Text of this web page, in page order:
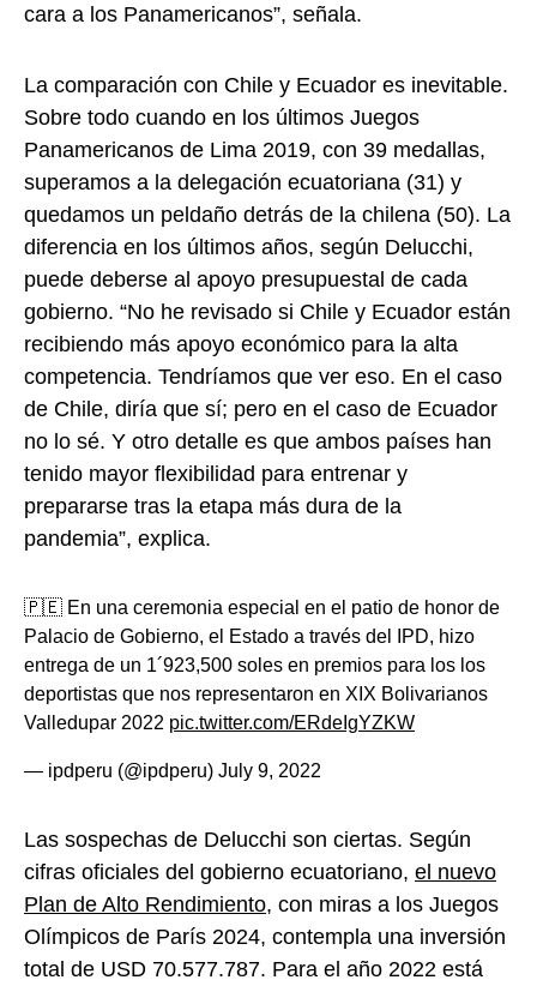
cara a los Panamericanos”, señala.
La comparación con Chile y Ecuador es inevitable.
Sobre todo cuando en los últimos Juegos
Panamericanos de Lima 2019, con 39 medallas,
superamos a la delegación ecuatoriana (31) y
quedamos un peldaño detrás de la chilena (50). La
diferencia en los últimos años, según Delucchi,
puede deberse al apoyo presupuestal de cada
gobierno. “No he revisado si Chile y Ecuador están
recibiendo más apoyo económico para la alta
competencia. Tendríamos que ver eso. En el caso
de Chile, diría que sí; pero en el caso de Ecuador
no lo sé. Y otro detalle es que ambos países han
tenido mayor flexibilidad para entrenar y
prepararse tras la etapa más dura de la
pandemia”, explica.
🇵🇪 En una ceremonia especial en el patio de honor de
Palacio de Gobierno, el Estado a través del IPD, hizo
entrega de un 1´923,500 soles en premios para los los
deportistas que nos representaron en XIX Bolivarianos
Valledupar 2022 pic.twitter.com/ERdeIgYZKW
— ipdperu (@ipdperu) July 9, 2022
Las sospechas de Delucchi son ciertas. Según
cifras oficiales del gobierno ecuatoriano, el nuevo
Plan de Alto Rendimiento, con miras a los Juegos
Olímpicos de París 2024, contempla una inversión
total de USD 70.577.787. Para el año 2022 está